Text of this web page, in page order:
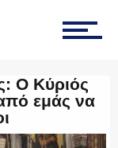
Ο Κύριός
εμάς να